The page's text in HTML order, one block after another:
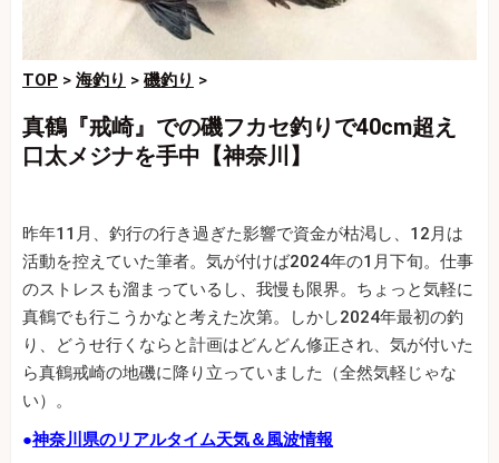
TOP > 海釣り > 磯釣り >
真鶴『戒崎』での磯フカセ釣りで40cm超え
口太メジナを手中【神奈川】
昨年11月、釣行の行き過ぎた影響で資金が枯渇し、12月は
活動を控えていた筆者。気が付けば2024年の1月下旬。仕事
のストレスも溜まっているし、我慢も限界。ちょっと気軽に
真鶴でも行こうかなと考えた次第。しかし2024年最初の釣
り、どうせ行くならと計画はどんどん修正され、気が付いた
ら真鶴戒崎の地磯に降り立っていました（全然気軽じゃな
い）。
●神奈川県のリアルタイム天気＆風波情報